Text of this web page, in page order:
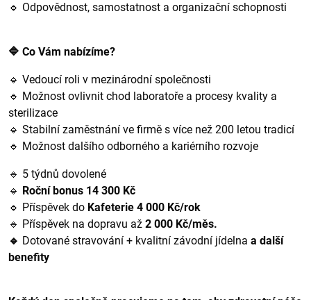
🔹 Odpovědnost, samostatnost a organizační schopnosti
🔷 Co Vám nabízíme?
🔹 Vedoucí roli v mezinárodní společnosti
🔹 Možnost ovlivnit chod laboratoře a procesy kvality a
sterilizace
🔹 Stabilní zaměstnání ve firmě s více než 200 letou tradicí
🔹 Možnost dalšího odborného a kariérního rozvoje
🔹 5 týdnů dovolené
🔹 Roční bonus 14 300 Kč
🔹 Příspěvek do Kafeterie 4 000 Kč/rok
🔹 Příspěvek na dopravu až 2 000 Kč/měs.
🔹 Dotované stravování + kvalitní závodní jídelna a další
benefity